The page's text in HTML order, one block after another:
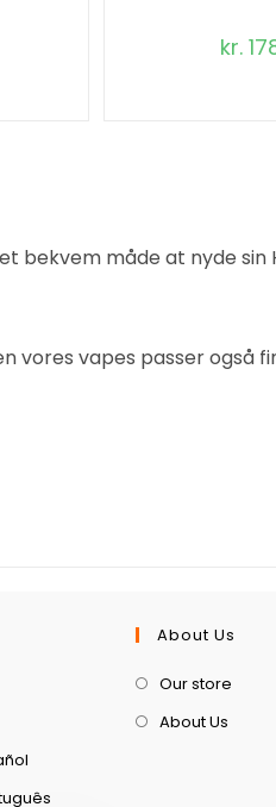
kr.
bekvem måde at nyde
vores vapes passer også
About Us
Our store
About Us